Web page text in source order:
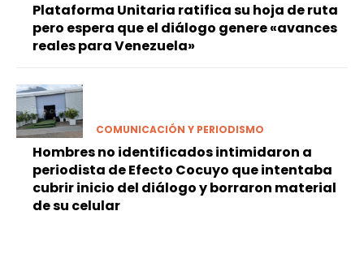
Plataforma Unitaria ratifica su hoja de ruta
pero espera que el diálogo genere «avances
reales para Venezuela»
COMUNICACIÓN Y PERIODISMO
Hombres no identificados intimidaron a
periodista de Efecto Cocuyo que intentaba
cubrir inicio del diálogo y borraron material
de su celular